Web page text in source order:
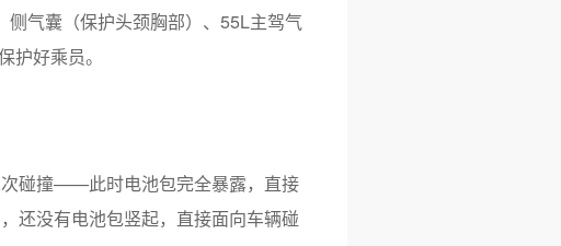
气囊（保护头颈胸部）、55L主驾气
护好乘员。
碰撞——此时电池包完全暴露，直接
还没有电池包竖起，直接面向车辆碰